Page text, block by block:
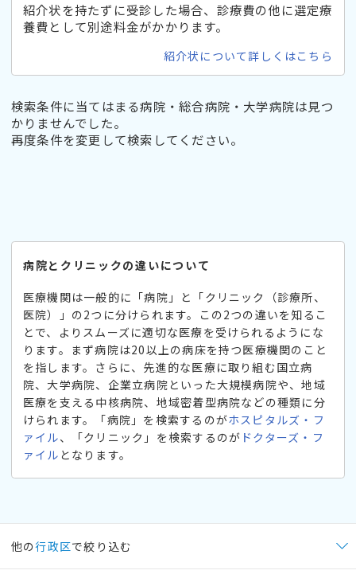
紹介状を持たずに受診した場合、診療費の他に選定療
養費として別途料金がかかります。
紹介状について詳しくはこちら
検索条件に当てはまる病院・総合病院・大学病院は見つ
かりませんでした。
再度条件を変更して検索してください。
病院とクリニックの違いについて
医療機関は一般的に「病院」と「クリニック（診療所、
医院）」の2つに分けられます。この2つの違いを知るこ
とで、よりスムーズに適切な医療を受けられるようにな
ります。まず病院は20以上の病床を持つ医療機関のこと
を指します。さらに、先進的な医療に取り組む国立病
院、大学病院、企業立病院といった大規模病院や、地域
医療を支える中核病院、地域密着型病院などの種類に分
けられます。「病院」を検索するのがホスピタルズ・フ
ァイル、「クリニック」を検索するのが ドクターズ・フ
ァイル となります。
他の行政区で絞り込む